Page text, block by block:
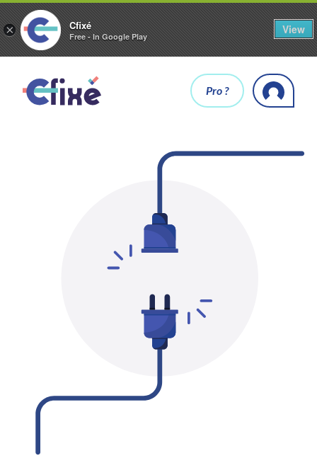
× Cfixé
Free - In Google Play
View
Pro ?